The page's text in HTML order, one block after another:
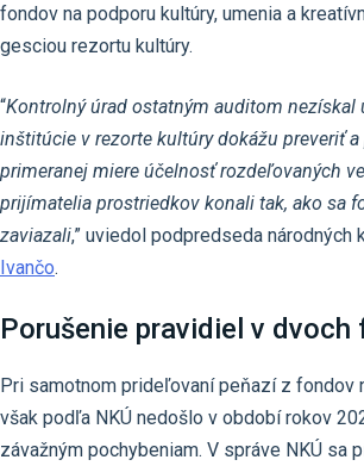
fondov na podporu kultúry, umenia a
gesciou rezortu kultúry.
“Kontrolný úrad ostatným auditom nezískal
inštitúcie v rezorte kultúry dokážu preveriť
primeranej miere účelnosť rozdeľovaných
prijímatelia prostriedkov konali tak, ako sa
zaviazali,” uviedol podpredseda národných
Ivančo.
Porušenie pravidiel v dvoch
Pri samotnom prideľovaní peňazí z fondov
však podľa NKÚ nedošlo v období rokov
závažným pochybeniam. V správe NKÚ sa